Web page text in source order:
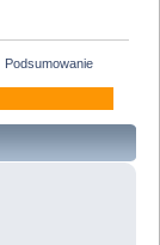
Podsumowanie